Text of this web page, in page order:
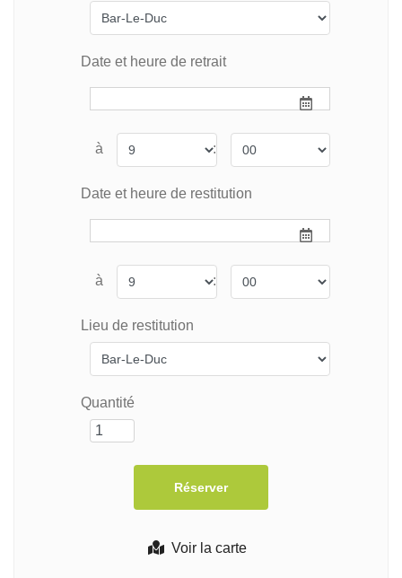
Voir la carte
Date et heure de retrait
à :
Date et heure de restitution
à :
Lieu de restitution
Quantité